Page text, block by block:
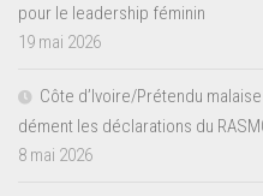
pour le leadership féminin
19 mai 2026
Côte d’Ivoire/Prétendu
dément les déclarations du
8 mai 2026